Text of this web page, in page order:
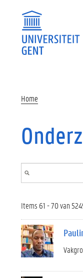
Home
Items 61 - 70 van